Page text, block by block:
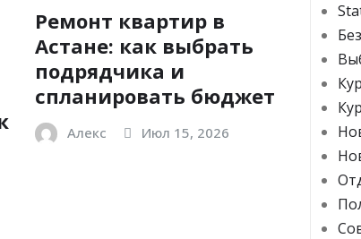
Ремонт квартир в
Астане: как выбрать
подрядчика и
спланировать бюджет
Алекс Июл 15, 2026